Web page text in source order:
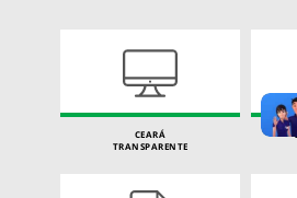
CEARÁ
TRANSPARENTE